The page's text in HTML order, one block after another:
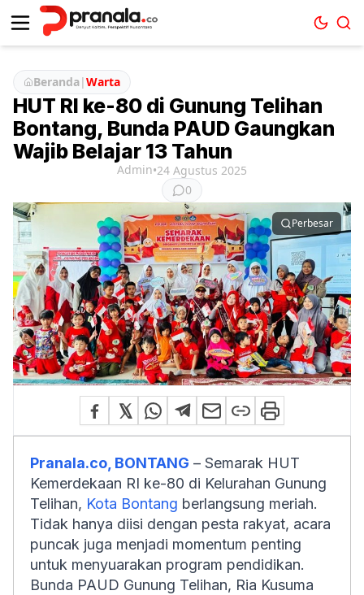
Beranda|Warta
HUT RI ke-80 di Gunung Telihan
Bontang, Bunda PAUD Gaungkan
Wajib Belajar 13 Tahun
Admin•24 Agustus 2025
0
Perbesar
Pranala.co, BONTANG – Semarak HUT
Kemerdekaan RI ke-80 di Kelurahan Gunung
Telihan, Kota Bontang berlangsung meriah.
Tidak hanya diisi dengan pesta rakyat, acara
puncak juga menjadi momentum penting
untuk menyuarakan program pendidikan.
Bunda PAUD Gunung Telihan, Ria Kusuma